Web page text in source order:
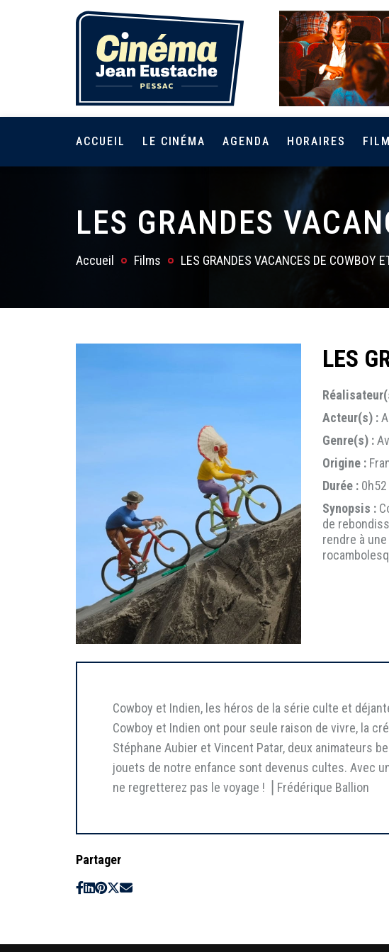
ACCUEIL LE CINÉMA AGENDA HORAIRES
LES GRANDES
Accueil Films LES GRANDES VACANCES DE COWBOY
LES
Acteur(s) :
Genre(s) :
Origine :
Durée : 0h52
Synopsis :
de
rendre à
Cowboy et Indien, les héros de la série culte et
Cowboy et Indien ont pour seule raison de vivre, la
Stéphane Aubier et Vincent Patar, deux animateurs
jouets de notre enfance sont devenus cultes. Avec
ne regretterez pas le voyage ! ⎥ Frédérique Ballion
Partager